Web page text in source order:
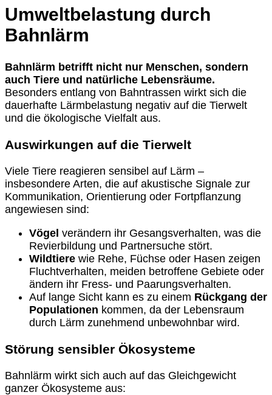
Umweltbelastung durch
Bahnlärm
Bahnlärm betrifft nicht nur Menschen, sondern
auch Tiere und natürliche Lebensräume.
Besonders entlang von Bahntrassen wirkt sich die
dauerhafte Lärmbelastung negativ auf die Tierwelt
und die ökologische Vielfalt aus.
Auswirkungen auf die Tierwelt
Viele Tiere reagieren sensibel auf Lärm –
insbesondere Arten, die auf akustische Signale zur
Kommunikation, Orientierung oder Fortpflanzung
angewiesen sind:
Vögel verändern ihr Gesangsverhalten, was die
Revierbildung und Partnersuche stört.
Wildtiere wie Rehe, Füchse oder Hasen zeigen
Fluchtverhalten, meiden betroffene Gebiete oder
ändern ihr Fress- und Paarungsverhalten.
Auf lange Sicht kann es zu einem Rückgang der
Populationen kommen, da der Lebensraum
durch Lärm zunehmend unbewohnbar wird.
Störung sensibler Ökosysteme
Bahnlärm wirkt sich auch auf das Gleichgewicht
ganzer Ökosysteme aus: